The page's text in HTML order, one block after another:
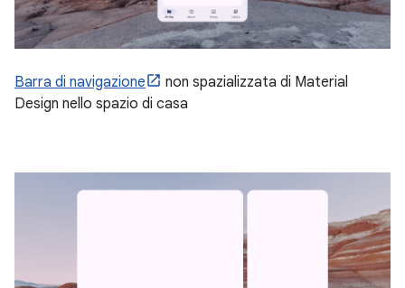
Barra di navigazione
non spazializzata di Material
Design nello spazio di casa